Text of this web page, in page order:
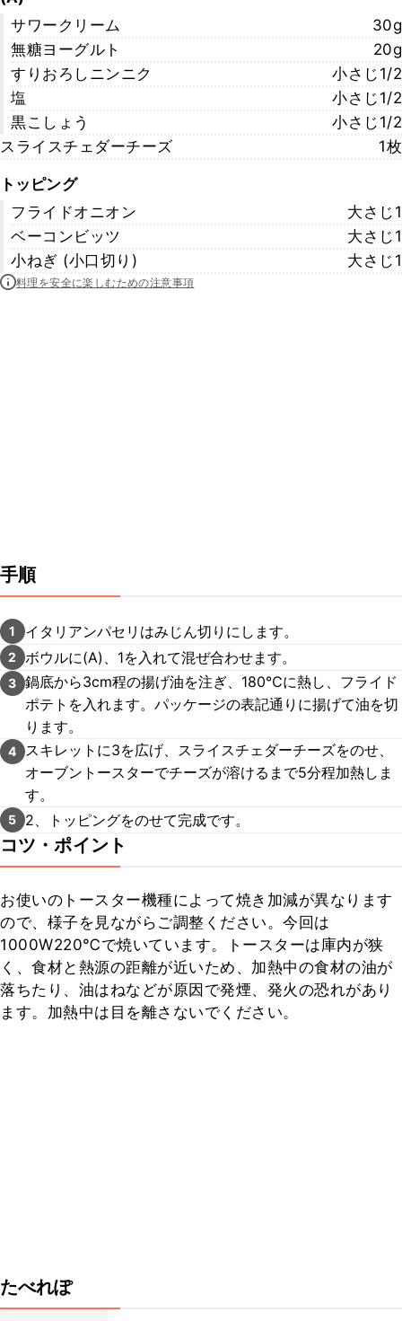
サワークリーム
30g
無糖ヨーグルト
20g
すりおろしニンニク
小さじ1/2
塩
小さじ1/2
黒こしょう
小さじ1/2
スライスチェダーチーズ
1枚
トッピング
フライドオニオン
大さじ1
ベーコンビッツ
大さじ1
小ねぎ (小口切り)
大さじ1
料理を安全に楽しむための注意事項
手順
1 イタリアンパセリはみじん切りにします。
2 ボウルに(A)、1を入れて混ぜ合わせます。
3 鍋底から3cm程の揚げ油を注ぎ、180℃に熱し、フライド
ポテトを入れます。パッケージの表記通りに揚げて油を切
ります。
4
スキレットに3を広げ、スライスチェダーチーズをのせ、
オーブントースターでチーズが溶けるまで5分程加熱しま
す。
5 2、トッピングをのせて完成です。
コツ・ポイント
お使いのトースター機種によって焼き加減が異なります
ので、様子を見ながらご調整ください。今回は
1000W220℃で焼いています。トースターは庫内が狭
く、食材と熱源の距離が近いため、加熱中の食材の油が
落ちたり、油はねなどが原因で発煙、発火の恐れがあり
ます。加熱中は目を離さないでください。
たべれぽ